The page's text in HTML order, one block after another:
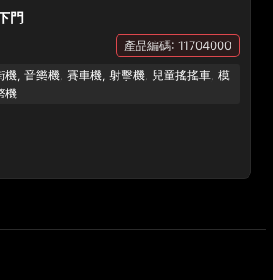
門
產品編碼: 11704000
機, 音樂機, 賽車機, 射擊機, 兒童搖搖車, 模
機